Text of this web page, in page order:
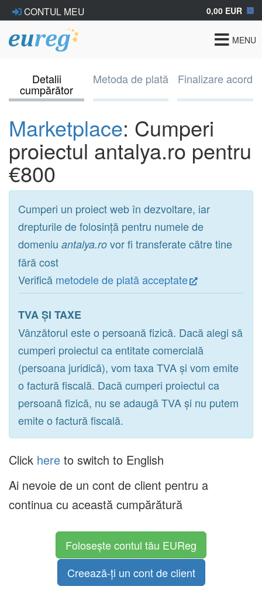
CONTUL MEU 0,00 EUR
Toggle
MENU
Detalii
cumpărător
Metoda de plată Finalizare acord
Marketplace: Cumperi
proiectul antalya.ro pentru
€800
Cumperi un proiect web în dezvoltare, iar
drepturile de folosință pentru numele de
domeniu antalya.ro vor fi transferate către tine
fără cost
Verifică metodele de plată acceptate
TVA ȘI TAXE
Vânzătorul este o persoană fizică. Dacă alegi să
cumperi proiectul ca entitate comercială
(persoana juridică), vom taxa TVA și vom emite
o factură fiscală. Dacă cumperi proiectul ca
persoană fizică, nu se adaugă TVA și nu putem
emite o factură fiscală.
Click here to switch to English
Ai nevoie de un cont de client pentru a
continua cu această cumpărătură
Folosește contul tău EUReg
Creează-ți un cont de client